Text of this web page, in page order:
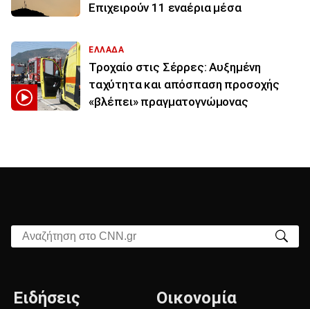
Επιχειρούν 11 εναέρια μέσα
ΕΛΛΑΔΑ
Τροχαίο στις Σέρρες: Αυξημένη
ταχύτητα και απόσπαση προσοχής
«βλέπει» πραγματογνώμονας
Αναζήτηση στο CNN.gr
Ειδήσεις Οικονομία